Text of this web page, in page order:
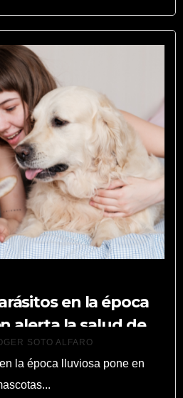
en la época
alerta la salud de
SOTO ALFARO
la época lluviosa pone en